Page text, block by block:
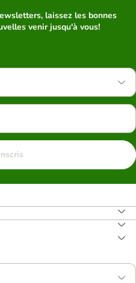
laissez les bonnes
venir jusqu'à vous!